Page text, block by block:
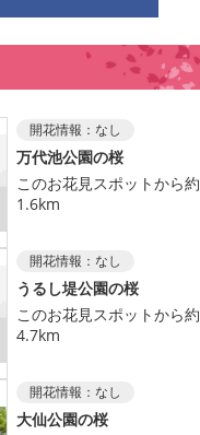
開花情報： なし
万代池公園の桜
このお花見スポットから約
1.6km
開花情報： なし
うるし堤公園の桜
このお花見スポットから約
4.7km
開花情報： なし
大仙公園の桜